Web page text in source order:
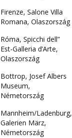
Firenze, Salone Villa
Romana, Olaszország
Róma, Spicchi dell”
Est-Galleria d’Arte,
Olaszország
Bottrop, Josef Albers
Museum,
Németország
Mannheim/Ladenburg,
Galerien März,
Németország